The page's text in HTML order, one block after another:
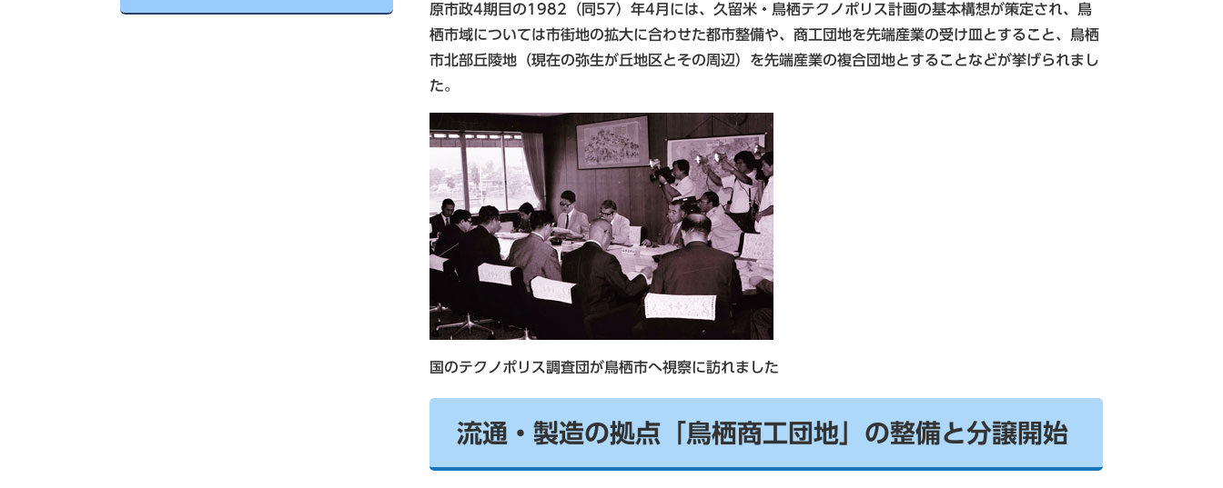
原市政4期目の1982（同57）年4月には、久留米・鳥栖テクノポリス計画の基本構想が策定され、鳥
栖市域については市街地の拡大に合わせた都市整備や、商工団地を先端産業の受け皿とすること、鳥栖
市北部丘陵地（現在の弥生が丘地区とその周辺）を先端産業の複合団地とすることなどが挙げられまし
た。
国のテクノポリス調査団が鳥栖市へ視察に訪れました
流通・製造の拠点「鳥栖商工団地」の整備と分譲開始